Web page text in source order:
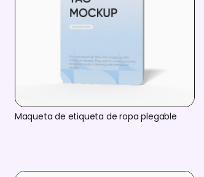
Maqueta de etiqueta de ropa plegable